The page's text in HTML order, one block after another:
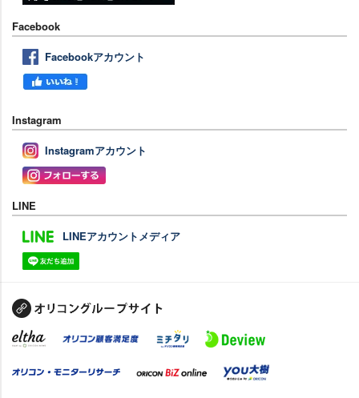
Facebook
Facebookアカウント
Instagram
Instagramアカウント
LINE
LINEアカウントメディア